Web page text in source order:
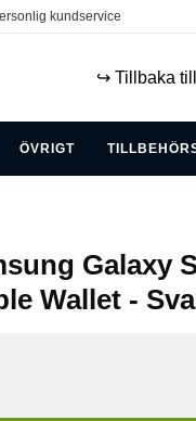
kundservice
↪️ Tillbaka
ÖVRIGT
Galaxy
Wallet -